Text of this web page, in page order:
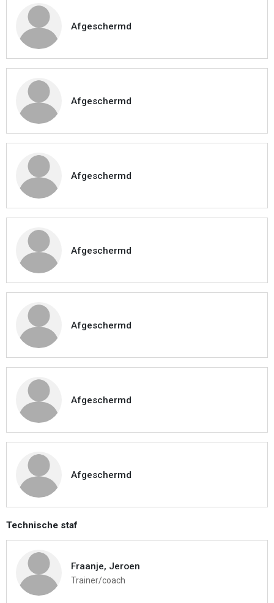
Afgeschermd
Afgeschermd
Afgeschermd
Afgeschermd
Afgeschermd
Afgeschermd
Afgeschermd
Technische staf
Fraanje, Jeroen
Trainer/coach